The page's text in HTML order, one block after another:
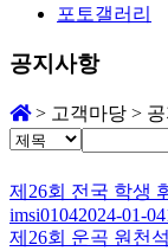
포토갤러리
공지사항
> 고객마당 >
제26회 전국 학생
imsi01042024-01-04
제26회 운곡 원천